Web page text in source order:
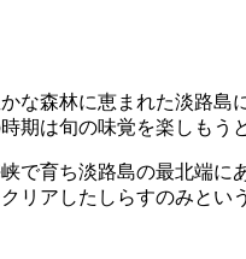
な森林に恵まれた淡路
期は旬の味覚を楽しもう
で育ち淡路島の最北端
リアしたしらすのみとい